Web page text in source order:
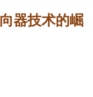
器技术的崛